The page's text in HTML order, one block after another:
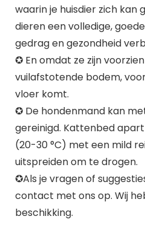
waarin je huisdier zich kan
dieren een volledige,
gedrag en gezondheid
✪ En omdat ze zijn
vuilafstotende bodem,
vloer komt.
✪ De hondenmand kan
gereinigd. Kattenbed
(20-30 °C) met een mild
uitspreiden om te drogen.
✪Als je vragen of
contact met ons op. Wij
beschikking.